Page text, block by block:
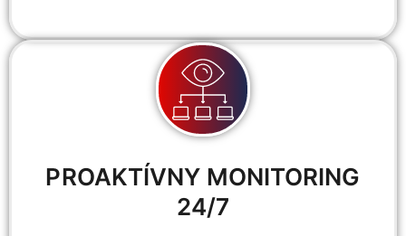
PROAKTÍVNY MONITORING
24/7